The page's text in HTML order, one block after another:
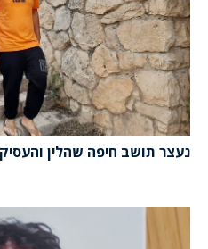
נעצר תושב חיפה שהלין